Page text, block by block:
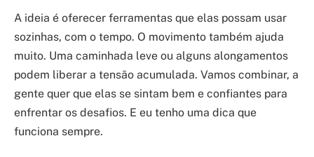
A ideia é oferecer ferramentas que elas possam usar
sozinhas, com o tempo. O movimento também ajuda
muito. Uma caminhada leve ou alguns alongamentos
podem liberar a tensão acumulada. Vamos combinar, a
gente quer que elas se sintam bem e confiantes para
enfrentar os desafios. E eu tenho uma dica que
funciona sempre.